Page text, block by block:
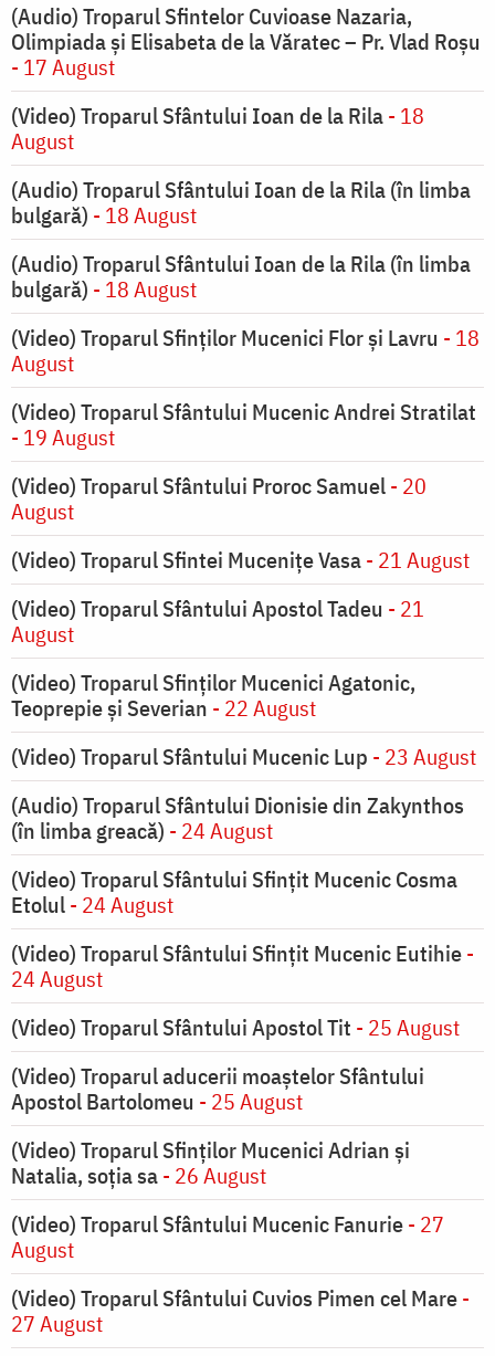
(Audio) Troparul Sfintelor Cuvioase Nazaria,
Olimpiada și Elisabeta de la Văratec – Pr. Vlad Roșu
- 17 August
(Video) Troparul Sfântului Ioan de la Rila- 18
August
(Audio) Troparul Sfântului Ioan de la Rila (în limba
bulgară) - 18 August
(Audio) Troparul Sfântului Ioan de la Rila (în limba
bulgară) - 18 August
(Video) Troparul Sfinților Mucenici Flor și Lavru - 18
August
(Video) Troparul Sfântului Mucenic Andrei Stratilat
- 19 August
(Video) Troparul Sfântului Proroc Samuel- 20
August
(Video) Troparul Sfintei Mucenițe Vasa- 21 August
(Video) Troparul Sfântului Apostol Tadeu - 21
August
(Video) Troparul Sfinților Mucenici Agatonic,
Teoprepie și Severian - 22 August
(Video) Troparul Sfântului Mucenic Lup - 23 August
(Audio) Troparul Sfântului Dionisie din Zakynthos
(în limba greacă) - 24 August
(Video) Troparul Sfântului Sfințit Mucenic Cosma
Etolul- 24 August
(Video) Troparul Sfântului Sfințit Mucenic Eutihie-
24 August
(Video) Troparul Sfântului Apostol Tit - 25 August
(Video) Troparul aducerii moaștelor Sfântului
Apostol Bartolomeu - 25 August
(Video) Troparul Sfinților Mucenici Adrian și
Natalia, soția sa- 26 August
(Video) Troparul Sfântului Mucenic Fanurie- 27
August
(Video) Troparul Sfântului Cuvios Pimen cel Mare-
27 August